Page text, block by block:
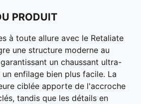
PRODUIT
à toute allure avec le Retaliate
une structure moderne au
un chaussant ultra-
enfilage bien plus facile. La
ciblée apporte de l'accroche
tandis que les détails en